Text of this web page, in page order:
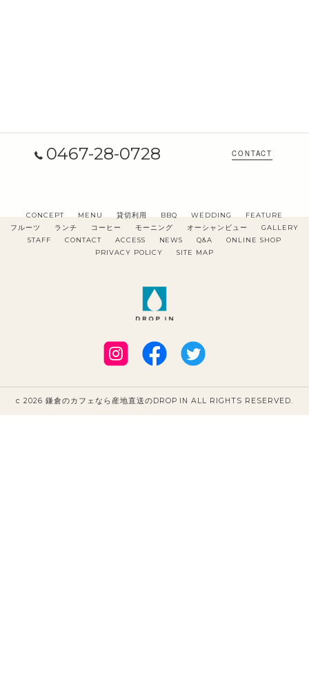
0467-28-0728 CONTACT
CONCEPT MENU 貸切利用 BBQ WEDDING
FEATURE
フルーツ
ランチ コーヒー モーニング オーシャンビュー
GALLERY
STAFF
CONTACT ACCESS NEWS Q&A
ONLINE SHOP
PRIVACY POLICY
SITE MAP
c 2026 鎌倉のカフェなら産地直送のDROP IN ALL RIGHTS RESERVED.